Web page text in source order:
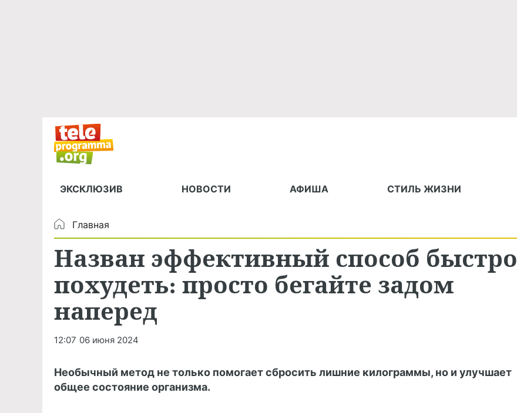
ЭКСКЛЮЗИВ НОВОСТИ АФИША СТИЛЬ ЖИЗНИ
Главная
Назван эффективный способ быстро
похудеть: просто бегайте задом
наперед
12:07 06 июня 2024
Необычный метод не только помогает сбросить лишние килограммы, но и улучшает
общее состояние организма.